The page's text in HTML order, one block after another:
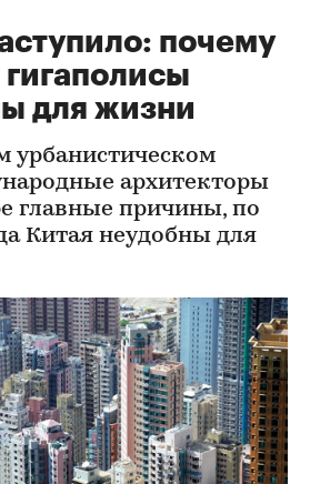
почему
для жизни
урбанистическом
архитекторы
главные причины, по
Китая неудобны для